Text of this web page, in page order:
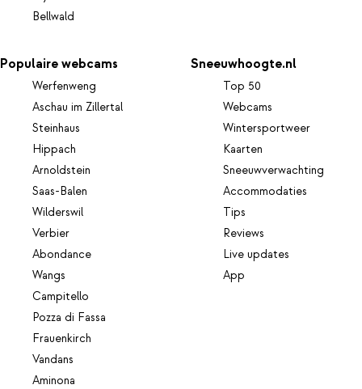
Bellwald
Populaire webcams
Werfenweng
Aschau im Zillertal
Steinhaus
Hippach
Arnoldstein
Saas-Balen
Wilderswil
Verbier
Abondance
Wangs
Campitello
Pozza di Fassa
Frauenkirch
Vandans
Aminona
Sneeuwhoogte.nl
Top 50
Webcams
Wintersportweer
Kaarten
Sneeuwverwachting
Accommodaties
Tips
Reviews
Live updates
App